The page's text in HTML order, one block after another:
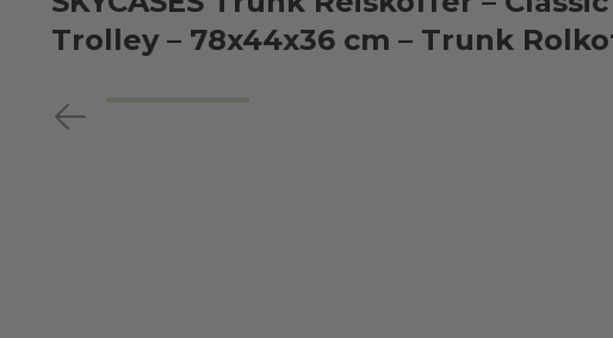
Trolley – 78x44x36 cm – Trunk